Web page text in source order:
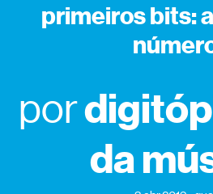
primeiros bits:
por
da